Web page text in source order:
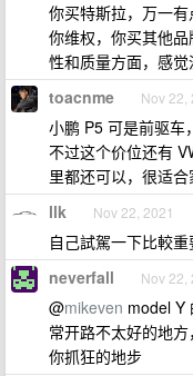
你买特斯拉，万一
你维权，你买其他
性和质量方面，感
toacnme Nov 22,
小鹏 P5 可是前驱车
不过这个价位还有
里都还可以，很适合
llk Nov 22, 2021
自己試駕一下比較重
neverfall Nov 22,
@mikeven model Y
常开路不太好的地
你抓狂的地步